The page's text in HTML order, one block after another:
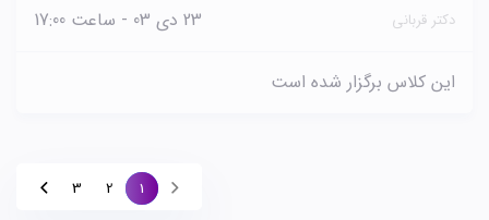
دکتر قربانی 23 دی 03 - ساعت 17:00
این کلاس برگزار شده است
1
2
3